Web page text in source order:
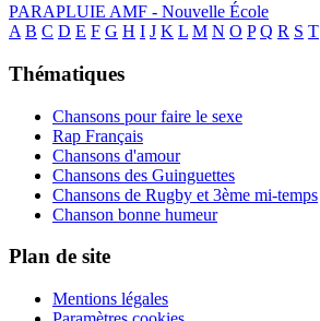
PARAPLUIE AMF - Nouvelle École
A B C D E F G H I J K L M N O P Q R S T
Thématiques
Chansons pour faire le sexe
Rap Français
Chansons d'amour
Chansons des Guinguettes
Chansons de Rugby et 3ème mi-temps
Chanson bonne humeur
Plan de site
Mentions légales